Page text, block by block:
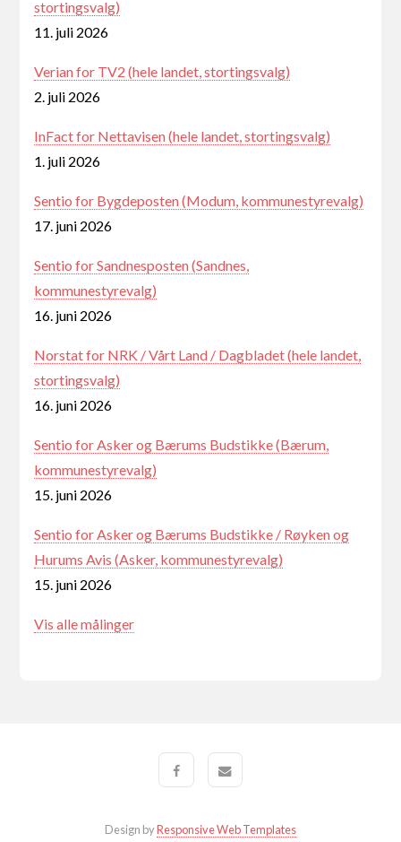
stortingsvalg)
11. juli 2026
Verian for TV2 (hele landet, stortingsvalg)
2. juli 2026
InFact for Nettavisen (hele landet, stortingsvalg)
1. juli 2026
Sentio for Bygdeposten (Modum, kommunestyrevalg)
17. juni 2026
Sentio for Sandnesposten (Sandnes,
kommunestyrevalg)
16. juni 2026
Norstat for NRK / Vårt Land / Dagbladet (hele landet,
stortingsvalg)
16. juni 2026
Sentio for Asker og Bærums Budstikke (Bærum,
kommunestyrevalg)
15. juni 2026
Sentio for Asker og Bærums Budstikke / Røyken og
Hurums Avis (Asker, kommunestyrevalg)
15. juni 2026
Vis alle målinger
Design byResponsive Web Templates